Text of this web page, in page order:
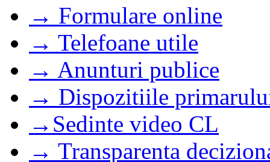
→ Formulare online
→ Telefoane utile
→ Anunturi publice
→ Dispozitiile
→Sedinte video CL
→ Transparenta